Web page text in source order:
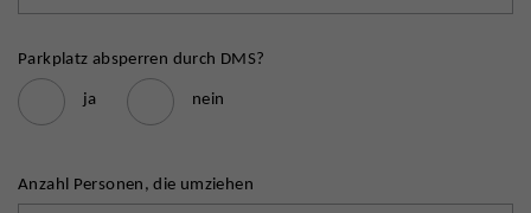
Parkplatz absperren durch DMS?
ja
nein
Anzahl Personen, die umziehen